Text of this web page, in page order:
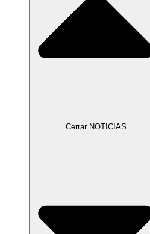
Cerrar NOTICIAS